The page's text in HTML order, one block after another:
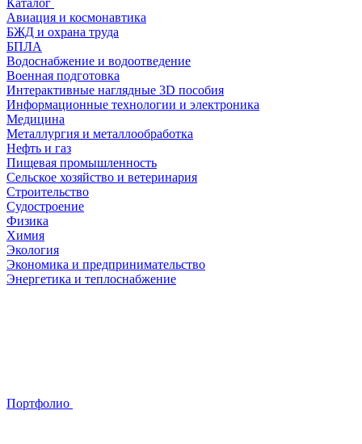
Каталог
Авиация и космонавтика
БЖД и охрана труда
БПЛА
Водоснабжение и водоотведение
Военная подготовка
Интерактивные наглядные 3D пособия
Информационные технологии и электроника
Медицина
Металлургия и металлообработка
Нефть и газ
Пищевая промышленность
Сельское хозяйство и ветеринария
Строительство
Судостроение
Физика
Химия
Экология
Экономика и предпринимательство
Энергетика и теплоснабжение
Портфолио